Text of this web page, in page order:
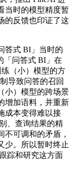
当时的模型精度暂
的反馈也印证了这
答式 BI」当时的
「问答式 BI」在
（小）模型的方
导致问答的召回
小）模型的跨场景
增加语料，并重新
成本变得难以接
、查询结果的精
不可调和的矛盾，
少。所以暂时终止
踪和研究这方面